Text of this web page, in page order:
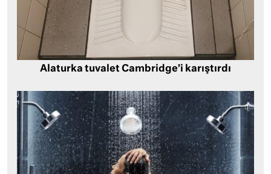
Alaturka tuvalet Cambridge’i karıştırdı